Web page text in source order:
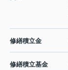
修繕積立金
修繕積立基金